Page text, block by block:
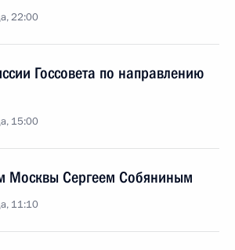
22:00
Госсовета по направлению
15:00
Москвы Сергеем Собяниным
11:10